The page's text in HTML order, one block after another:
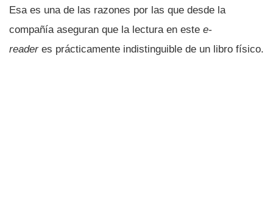
Esa es una de las razones por las que desde la
compañí­a aseguran que la lectura en este e-
reader es prácticamente indistinguible de un libro fí­sico.